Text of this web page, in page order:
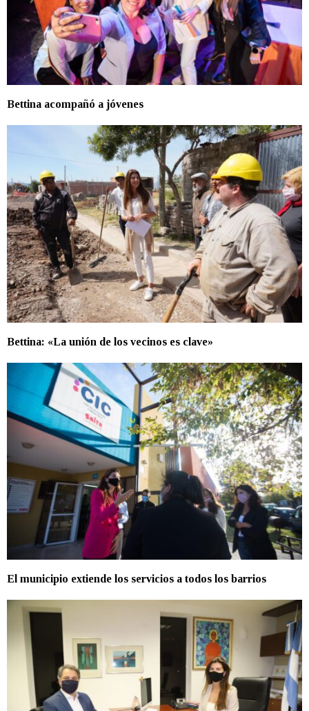
Bettina acompañó a jóvenes
Bettina: «La unión de los vecinos es clave»
El municipio extiende los servicios a todos los barrios